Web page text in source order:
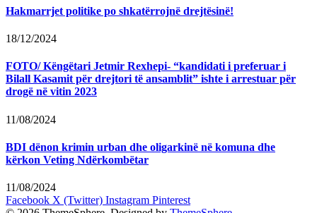
Hakmarrjet politike po shkatërrojnë drejtësinë!
18/12/2024
FOTO/ Këngëtari Jetmir Rexhepi- “kandidati i preferuar i
Bilall Kasamit për drejtori të ansamblit” ishte i arrestuar për
drogë në vitin 2023
11/08/2024
BDI dënon krimin urban dhe oligarkinë në komuna dhe
kërkon Veting Ndërkombëtar
11/08/2024
Facebook X (Twitter) Instagram Pinterest